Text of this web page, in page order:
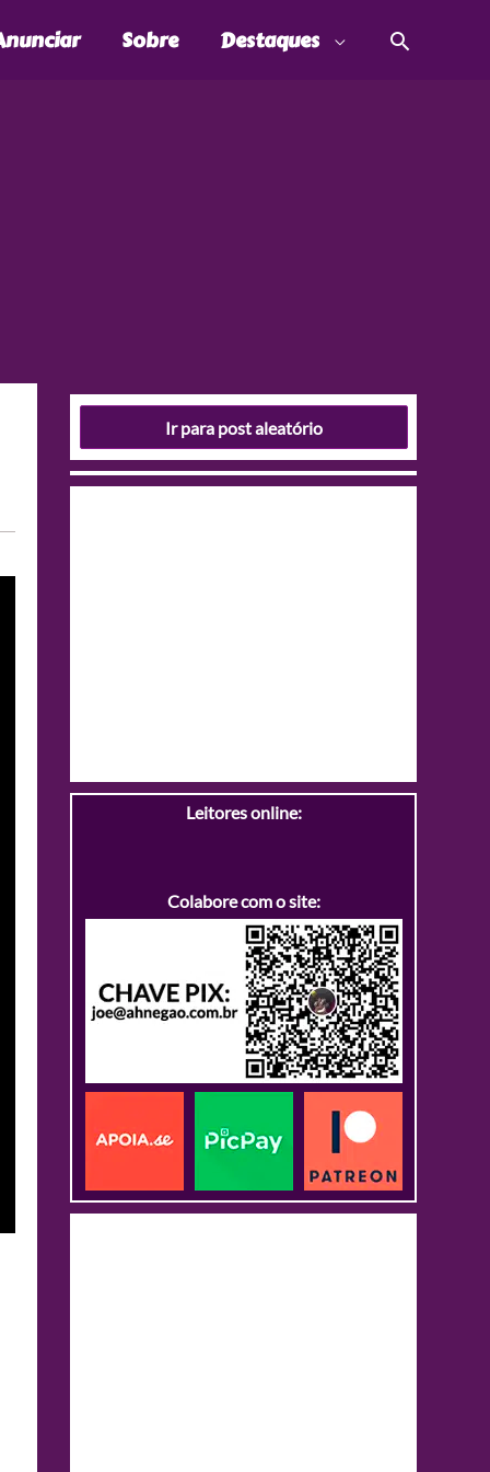
Sobre Destaques
Ir para post aleatório
Leitores online:
Colabore com o site: